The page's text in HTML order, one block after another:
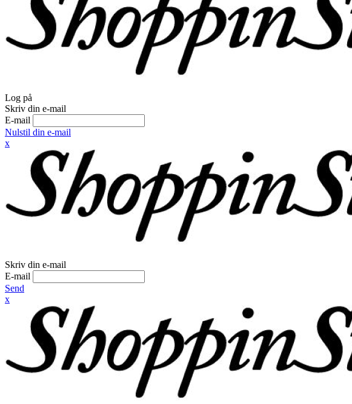
Log på
Skriv din e-mail
E-mail
Nulstil din e-mail
x
Skriv din e-mail
E-mail
Send
x